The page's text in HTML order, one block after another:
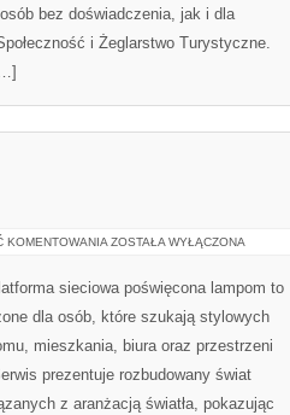
bez doświadczenia, jak i dla
i Żeglarstwo Turystyczne.
KOMENTOWANIA INSPIRACJE
ZOSTAŁA WYŁĄCZONA
sieciowa poświęcona lampom to
dla osób, które szukają stylowych
mieszkania, biura oraz przestrzeni
prezentuje rozbudowany świat
z aranżacją światła, pokazując